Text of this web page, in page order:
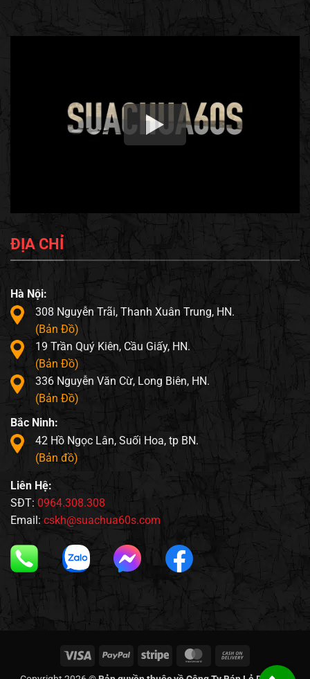
ĐỊA CHỈ
Hà Nội:
308 Nguyễn Trãi, Thanh Xuân Trung, HN.
(Bản Đồ)
19 Trần Quý Kiên, Cầu Giấy, HN.
(Bản Đồ)
336 Nguyễn Văn Cừ, Long Biên, HN.
(Bản Đồ)
Bắc Ninh:
42 Hồ Ngọc Lân, Suối Hoa, tp BN.
(Bản đồ)
Liên Hệ:
SĐT: 0964.308.308
Email: cskh@suachua60s.com
Visa PayPal Stripe MasterCard